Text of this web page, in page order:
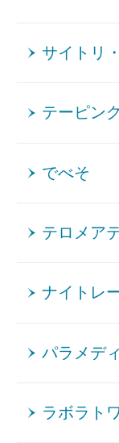
サイトリ
テーピン
でべそ
テロメア
ナイトレ
パラメデ
ラボラト